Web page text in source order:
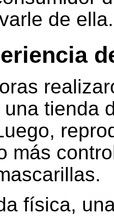
de ella.
tienda
más
física,